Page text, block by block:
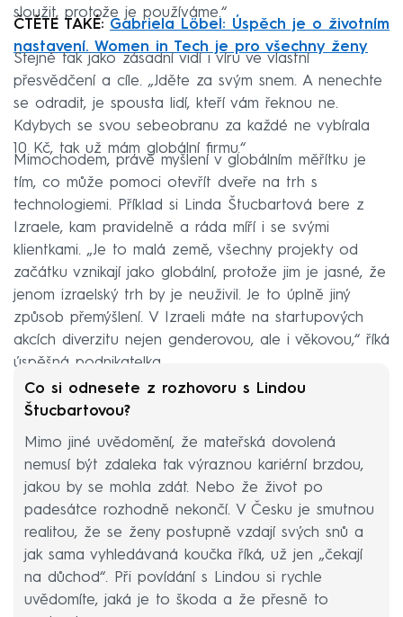
sloužit, protože je používáme.“
ČTĚTE TAKÉ: Gabriela Löbel: Úspěch je o životním
nastavení. Women in Tech je pro všechny ženy
Stejně tak jako zásadní vidí i víru ve vlastní
přesvědčení a cíle. „Jděte za svým snem. A nenechte
se odradit, je spousta lidí, kteří vám řeknou ne.
Kdybych se svou sebeobranu za každé ne vybírala
10 Kč, tak už mám globální firmu.“
Mimochodem, právě myšlení v globálním měřítku je
tím, co může pomoci otevřít dveře na trh s
technologiemi. Příklad si Linda Štucbartová bere z
Izraele, kam pravidelně a ráda míří i se svými
klientkami. „Je to malá země, všechny projekty od
začátku vznikají jako globální, protože jim je jasné, že
jenom izraelský trh by je neuživil. Je to úplně jiný
způsob přemýšlení. V Izraeli máte na startupových
akcích diverzitu nejen genderovou, ale i věkovou,“ říká
úspěšná podnikatelka.
Co si odnesete z rozhovoru s Lindou
Štucbartovou?
Mimo jiné uvědomění, že mateřská dovolená
nemusí být zdaleka tak výraznou kariérní brzdou,
jakou by se mohla zdát. Nebo že život po
padesátce rozhodně nekončí. V Česku je smutnou
realitou, že se ženy postupně vzdají svých snů a
jak sama vyhledávaná koučka říká, už jen „čekají
na důchod“. Při povídání s Lindou si rychle
uvědomíte, jaká je to škoda a že přesně to